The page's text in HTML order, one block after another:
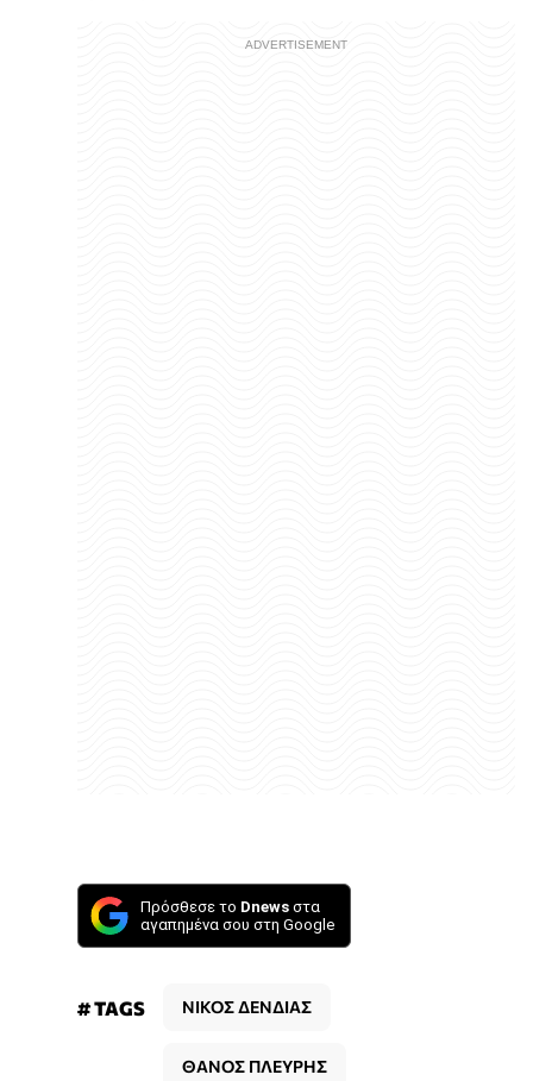
Πρόσθεσε το Dnews στα
αγαπημένα σου στη Google
# TAGS ΝΙΚΟΣ ΔΕΝΔΙΑΣ
ΘΑΝΟΣ ΠΛΕΥΡΗΣ